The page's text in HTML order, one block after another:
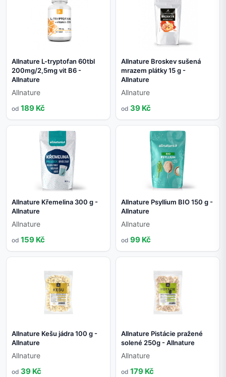
Allnature L-tryptofan 60tbl
200mg/2,5mg vit B6 -
Allnature
Allnature
od 189 Kč
Allnature Broskev sušená
mrazem plátky 15 g -
Allnature
Allnature
od 39 Kč
Allnature Křemelina 300 g -
Allnature
Allnature
od 159 Kč
Allnature Psyllium BIO 150 g -
Allnature
Allnature
od 99 Kč
Allnature Kešu jádra 100 g -
Allnature
Allnature
od 39 Kč
Allnature Pistácie pražené
solené 250g - Allnature
Allnature
od 179 Kč